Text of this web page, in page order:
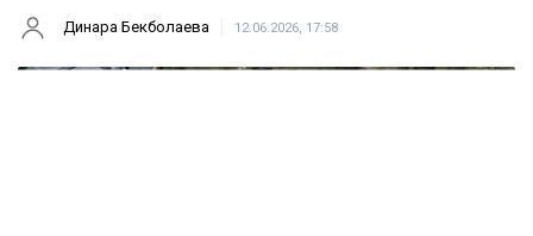
Динара Бекболаева 12.06.2026, 17:58